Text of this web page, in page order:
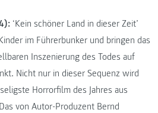
‘Kein schöner Land in dieser Zeit’
im Führerbunker und bringen das
Inszenierung des Todes auf
Nicht nur in dieser Sequenz wird
Horrorfilm des Jahres aus
von Autor-Produzent Bernd